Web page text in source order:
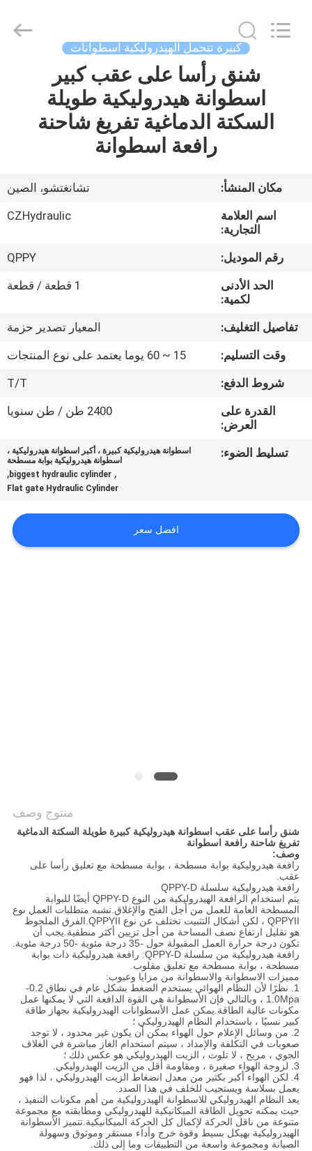
المنزل
المنتجات
حولنا
جولة
مراقبة
الجودة
اتصل
خريطة
EQUIPMENT
CO.,LTD.
كبيرة تتحمل الهيدروليكية اسطوانات
شنق رأسا على عقب كبير
اسطوانة هيدروليكية طويلة
السكتة الدماغية تفريغ شاحنة
رافعة اسطوانة
مكان المنشأ:
تشانغتشو، الصين
اسم العلامة
التجارية:
CZHydraulic
رقم الموديل:
QPPY
الحد الأدنى
لكمية:
1 قطعة / قطعة
تفاصيل التغليف:
المعيار تصدير حزمة
وقت التسليم:
15 ~ 60 يوما يعتمد على نوع المنتجات
شروط الدفع:
T/T
القدرة على
العرض:
2400 طن / طن سنويا
تسليط الضوء:
اسطوانة هيدروليكية كبيرة ، أكبر اسطوانة هيدروليكية ،
اسطوانة هيدروليكية بوابة مسطحة
,
biggest hydraulic cylinder
,
Flat gate Hydraulic Cylinder
افضل سعر
منتوج وصف
شنق رأسا على عقب اسطوانة هيدروليكية كبيرة طويلة السكتة الدماغية
تفريغ شاحنة رافعة اسطوانة
وصف:
رافعة هيدروليكية بوابة مسطحة ، بوابة مسطحة مع تعليق رأسا على
عقب.
رافعة هيدروليكية سلسلة QPPY-D
يتم استخدام الرافعة الهيدروليكية من النوع QPPY-D أيضًا للبوابة
المسطحة العامة للعمل من أجل الفتح والإغلاق.تشبه متطلبات العمل نوع
QPPYII ، لكن أشكال التثبيت تختلف عن نوع QPPYII.الفرق الملحوظ
هو تقليل ارتفاع نصف المساحة من أجل تزيين أكثر منطقية.يجب أن
تكون درجة حرارة العمل المقبولة حول -35 درجة مئوية -50 درجة مئوية.
رافعة هيدروليكية من سلسلة QPPY-D: رافعة هيدروليكية ذات بوابة
مسطحة ، بوابة مسطحة مع تعليق مقلوب.
مميزات الاسطوانة والاسطوانة من مزايا وعيوب:
1. نظرًا لأن النظام الهوائي يستخدم الضغط بشكل عام في نطاق 0.2-
1.0Mpa ، وبالتالي فإن الأسطوانة هي القوة الدافعة التي لا يمكنها عمل
مكونات عالية الطاقة.يمكن عمل الأسطوانات الهيدروليكية بجهاز طاقة
كبير نسبيًا ، باستخدام النظام الهيدروليكي ؛
2. من وسائل الإعلام حول الهواء يمكن أن يكون غير محدود ، لا توجد
صعوبات في التكلفة والإمداد ، سيتم استخدام الغاز مباشرة في الغلاف
الجوي ، مريح ، لا تلوث ، الزيت الهيدروليكي هو عكس ذلك ؛
3. لزوجة الهواء صغيرة ، ومقاومة أقل من الزيت الهيدروليكي.
4. لكن الهواء أكبر بكثير من معدل انضغاط الزيت الهيدروليكي ، لذا فهو
يعمل بسلاسة ويستجيب للخلف في هذا الصدد.
يعد النظام الهيدروليكي للاسطوانة الهيدروليكية من أهم مكونات التنفيذ ،
حيث يمكنه تحويل الطاقة الميكانيكية للهيدروليكي ومطابقته مع مجموعة
متنوعة من ناقل الحركة لإكمال كل الحركة الميكانيكية.تتميز الأسطوانة
الهيدروليكية بهيكل بسيط وقوة خرج وأداء مستقر وموثوق وسهولة
الصيانة ومجموعة واسعة من التطبيقات وما إلى ذلك.